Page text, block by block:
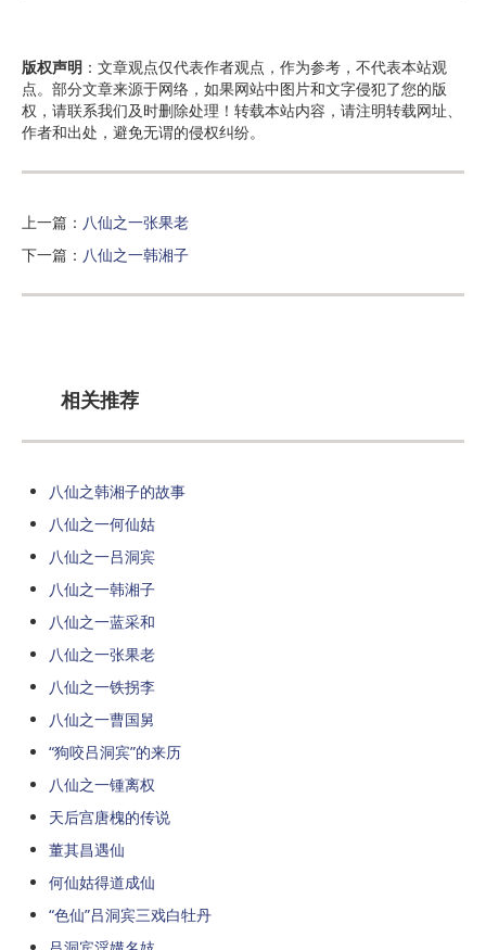
版权声明 ：文章观点仅代表作者观点，作为参考，不代表本站观
点。部分文章来源于网络，如果网站中图片和文字侵犯了您的版
权，请联系我们及时删除处理！转载本站内容，请注明转载网址、
作者和出处，避免无谓的侵权纠纷。
上一篇： 八仙之一张果老
下一篇： 八仙之一韩湘子
相关推荐
八仙之韩湘子的故事
八仙之一何仙姑
八仙之一吕洞宾
八仙之一韩湘子
八仙之一蓝采和
八仙之一张果老
八仙之一铁拐李
八仙之一曹国舅
“狗咬吕洞宾”的来历
八仙之一锺离权
天后宫唐槐的传说
董其昌遇仙
何仙姑得道成仙
“色仙”吕洞宾三戏白牡丹